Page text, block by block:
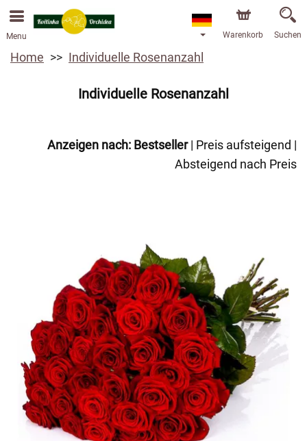
Menu Warenkorb Suchen
Home Individuelle Rosenanzahl
Individuelle Rosenanzahl
Anzeigen nach: Bestseller| Preis aufsteigend |
Absteigend nach Preis